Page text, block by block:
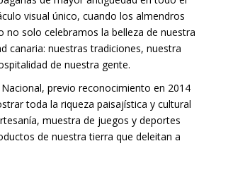
visual único, cuando los almendros
no solo celebramos la belleza de nuestra
canaria: nuestras tradiciones, nuestra
de nuestra gente.
previo reconocimiento en 2014
toda la riqueza paisajística y cultural
muestra de juegos y deportes
de nuestra tierra que deleitan a